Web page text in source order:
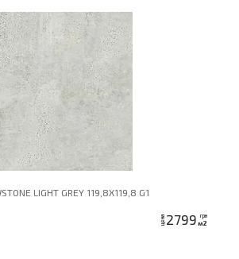
LIGHT GREY 119,8X119,8 G1
цена2799 грн
м2